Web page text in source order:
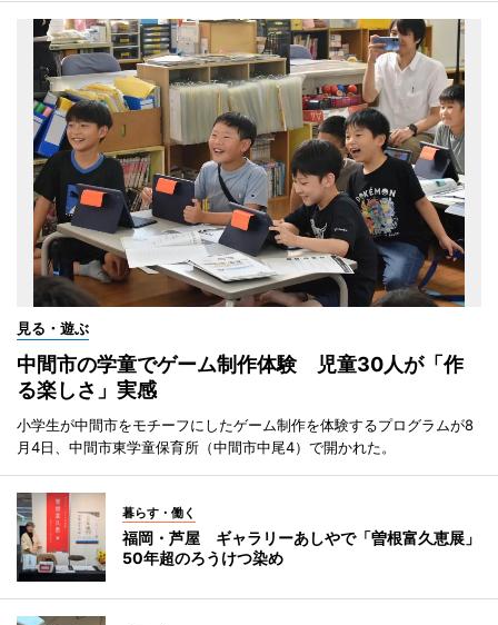
見る・遊ぶ
中間市の学童でゲーム制作体験 児童30人が「作
る楽しさ」実感
小学生が中間市をモチーフにしたゲーム制作を体験するプログラムが8
月4日、中間市東学童保育所（中間市中尾4）で開かれた。
暮らす・働く
福岡・芦屋 ギャラリーあしやで「曽根富久恵展」
50年超のろうけつ染め